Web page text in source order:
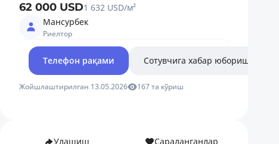
62 000 USD1 632 USD/м²
Мансурбек
Риелтор
Телефон рақами Сотувчига хабар юбориш
Жойшлаштирилган 13.05.2026 167 та кўриш
Улашиш Сараланганлар